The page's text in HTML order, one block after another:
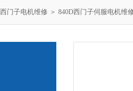
西门子电机维修 ＞ 840D西门子伺服电机维